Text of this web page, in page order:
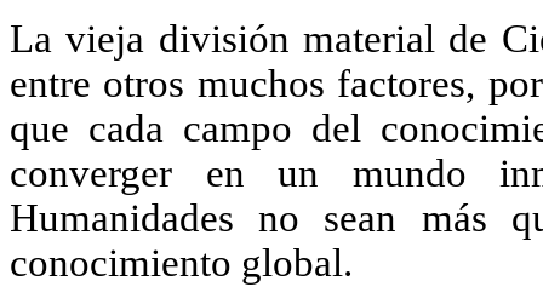
La vieja división material de
entre otros muchos factores,
que cada campo del
converger en un mundo
Humanidades no sean más
conocimiento global.